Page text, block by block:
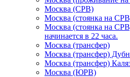
Москва (СРВ)
Москва (стоянка на
Москва (стоянка на
начинается в 22 часа.
Москва (трансфер)
Москва (трансфер)
Москва (трансфер)
Москва (ЮРВ)